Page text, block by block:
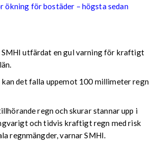
ökning för bostäder – högsta sedan
SMHI utfärdat en gul varning för kraftigt
det falla uppemot 100 millimeter regn
regn och skurar stannar upp i
och tidvis kraftigt regn med risk
regnmängder, varnar SMHI.